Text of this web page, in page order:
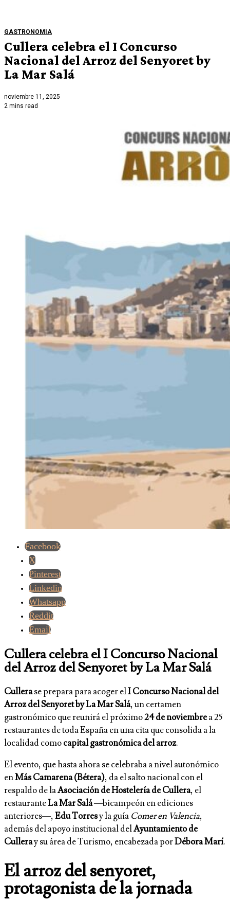
GASTRONOMIA
Cullera celebra el I Concurso
Nacional del Arroz del Senyoret by
La Mar Salá
noviembre 11, 2025
2 mins read
Facebook
X
Pinterest
Linkedin
Whatsapp
Reddit
Email
Cullera celebra el I Concurso Nacional
del Arroz del Senyoret by La Mar Salá
Cullerase prepara para acoger elI Concurso Nacional del
Arroz del Senyoret by La Mar Salá, un certamen
gastronómico que reunirá el próximo24 de noviembrea 25
restaurantes de toda España en una cita que consolida a la
localidad comocapital gastronómica del arroz.
El evento, que hasta ahora se celebraba a nivel autonómico
enMás Camarena (Bétera), da el salto nacional con el
respaldo de laAsociación de Hostelería de Cullera, el
restauranteLa Mar Salá—bicampeón en ediciones
anteriores—,Edu Torresy la guía Comer en Valencia,
además del apoyo institucional delAyuntamiento de
Culleray su área de Turismo, encabezada porDébora Marí.
El arroz del senyoret,
protagonista de la jornada